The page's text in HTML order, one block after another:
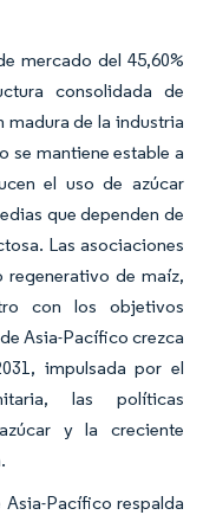
mercado del 45,60%
consolidada de
de la industria
se mantiene estable a
el uso de azúcar
que dependen de
Las asociaciones
regenerativo de maíz,
con los objetivos
Asia-Pacífico crezca
impulsada por el
las políticas
y la creciente
Pacífico respalda